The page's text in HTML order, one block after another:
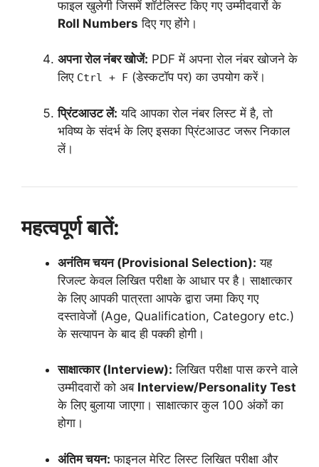
फाइल खुलेगी जिसमें शॉर्टलिस्ट किए गए उम्मीदवारों के
Roll Numbers दिए गए होंगे।
अपना रोल नंबर खोजें: PDF में अपना रोल नंबर खोजने के
लिए Ctrl + F (डेस्कटॉप पर) का उपयोग करें।
प्रिंटआउट लें: यदि आपका रोल नंबर लिस्ट में है, तो
भविष्य के संदर्भ के लिए इसका प्रिंटआउट जरूर निकाल
लें।
महत्वपूर्ण बातें:
अनंतिम चयन (Provisional Selection): यह
रिजल्ट केवल लिखित परीक्षा के आधार पर है। साक्षात्कार
के लिए आपकी पात्रता आपके द्वारा जमा किए गए
दस्तावेजों (Age, Qualification, Category etc.)
के सत्यापन के बाद ही पक्की होगी।
साक्षात्कार (Interview): लिखित परीक्षा पास करने वाले
उम्मीदवारों को अब Interview/Personality Test
के लिए बुलाया जाएगा। साक्षात्कार कुल 100 अंकों का
होगा।
अंतिम चयन: फाइनल मेरिट लिस्ट लिखित परीक्षा और